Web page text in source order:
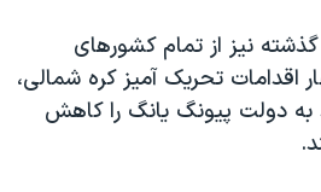
گذشته نیز از تمام کشورهای
اقدامات تحریک آمیز کره شمالی،
به دولت پیونگ یانگ را کاهش